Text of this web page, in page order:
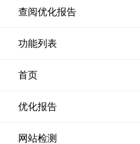
查阅优化报告
功能列表
首页
优化报告
网站检测